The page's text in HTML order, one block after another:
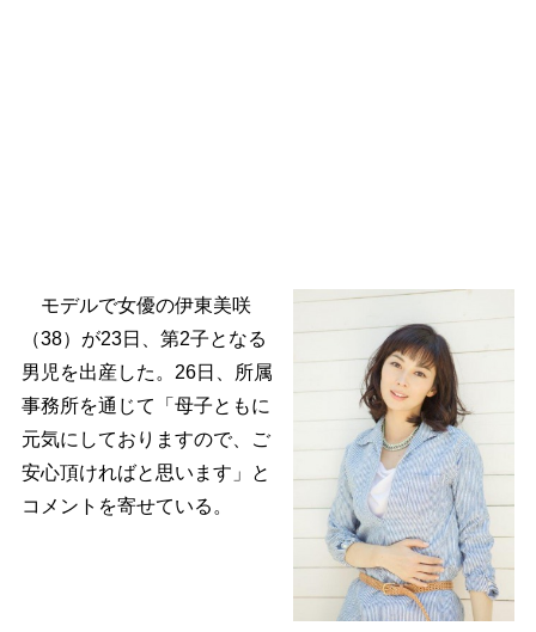
モデルで女優の伊東美咲
（38）が23日、第2子となる
男児を出産した。26日、所属
事務所を通じて「母子ともに
元気にしておりますので、ご
安心頂ければと思います」と
コメントを寄せている。